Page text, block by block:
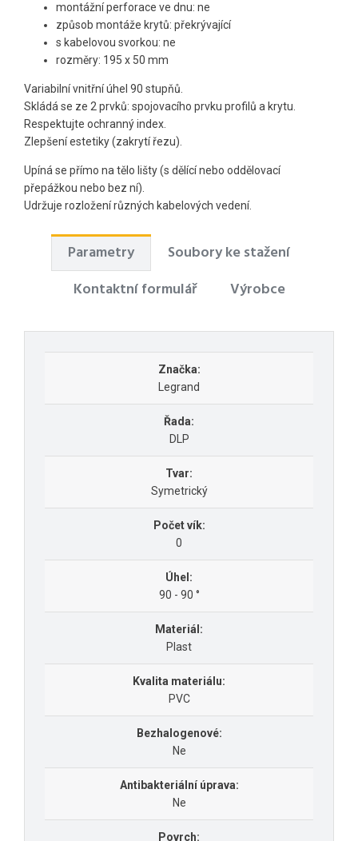
montážní perforace ve dnu: ne
způsob montáže krytů: překrývající
s kabelovou svorkou: ne
rozměry: 195 x 50 mm
Variabilní vnitřní úhel 90 stupňů.
Skládá se ze 2 prvků: spojovacího prvku profilů a krytu.
Respektujte ochranný index.
Zlepšení estetiky (zakrytí řezu).
Upíná se přímo na tělo lišty (s dělící nebo oddělovací
přepážkou nebo bez ní).
Udržuje rozložení různých kabelových vedení.
Parametry
Soubory ke stažení
Kontaktní formulář
Výrobce
Značka:
Legrand
Řada:
DLP
Tvar:
Symetrický
Počet vík:
0
Úhel:
90 - 90 °
Materiál:
Plast
Kvalita materiálu:
PVC
Bezhalogenové:
Ne
Antibakteriální úprava:
Ne
Povrch: